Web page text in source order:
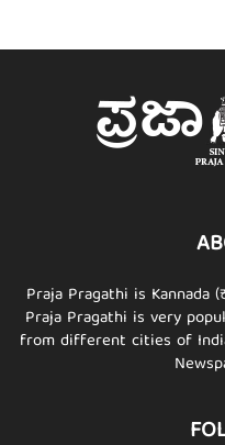
Praja Pragathi is Kannada
Praja Pragathi is very
from different cities of